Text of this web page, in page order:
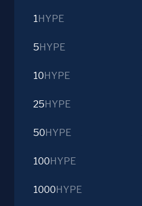
1 HYPE
5 HYPE
10 HYPE
25 HYPE
50 HYPE
100 HYPE
1000 HYPE